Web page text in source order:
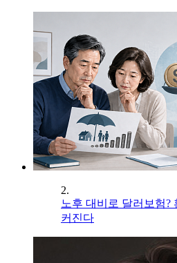
2.
노후 대비로 달러보험?
커진다